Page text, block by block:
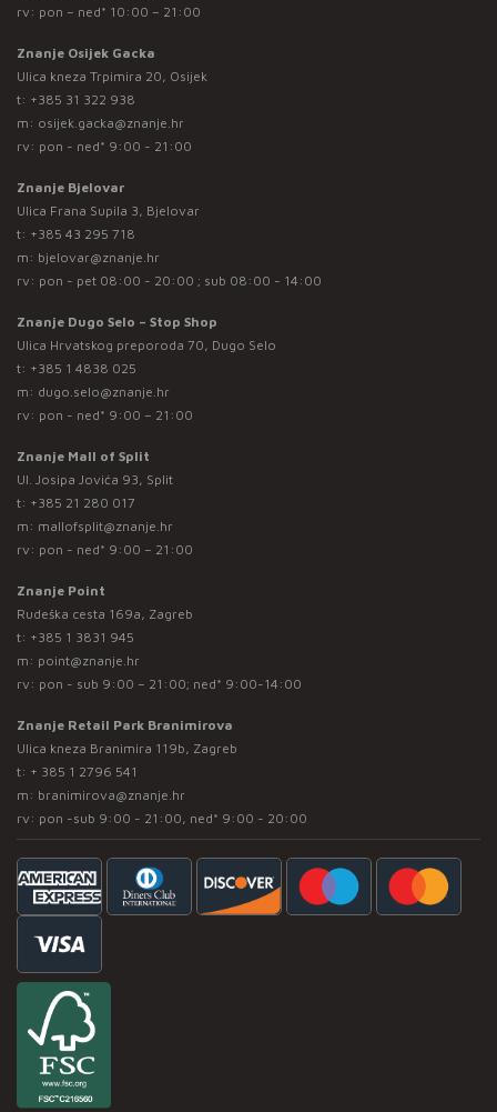
rv: pon – ned* 10:00 – 21:00
Znanje Osijek Gacka
Ulica kneza Trpimira 20, Osijek
t: +385 31 322 938
m: osijek.gacka@znanje.hr
rv: pon - ned* 9:00 - 21:00
Znanje Bjelovar
Ulica Frana Supila 3, Bjelovar
t: +385 43 295 718
m: bjelovar@znanje.hr
rv: pon - pet 08:00 - 20:00 ; sub 08:00 - 14:00
Znanje Dugo Selo – Stop Shop
Ulica Hrvatskog preporoda 70, Dugo Selo
t: +385 1 4838 025
m: dugo.selo@znanje.hr
rv: pon - ned* 9:00 – 21:00
Znanje Mall of Split
Ul. Josipa Jovića 93, Split
t: +385 21 280 017
m: mallofsplit@znanje.hr
rv: pon - ned* 9:00 – 21:00
Znanje Point
Rudeška cesta 169a, Zagreb
t: +385 1 3831 945
m: point@znanje.hr
rv: pon - sub 9:00 – 21:00; ned* 9:00-14:00
Znanje Retail Park Branimirova
Ulica kneza Branimira 119b, Zagreb
t: + 385 1 2796 541
m: branimirova@znanje.hr
rv: pon -sub 9:00 - 21:00, ned* 9:00 - 20:00